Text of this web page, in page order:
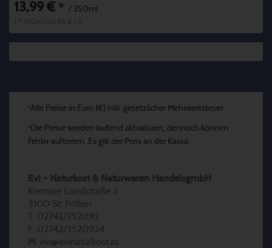
13,99 € * / 250ml
*Alle Preise in Euro (€) inkl. gesetzlicher Mehrwertsteuer
* Die Preise werden laufend aktualisiert, dennoch können
Fehler auftreten. Es gilt der Preis an der Kassa.
Evi - Naturkost & Naturwaren HandelsgmbH
Kremser Landstraße 2
3100 St. Pölten
T: 02742/352092
F: 02742/3520924
M: evi@evinaturkost.at